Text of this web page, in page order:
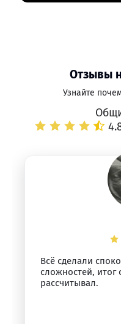
Отзывы
Узнайте
Всё сделали
сложностей, итог
рассчитывал.